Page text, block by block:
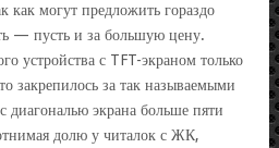
как могут предложить гораздо
— пусть и за большую цену.
устройства с TFT-экраном только
закрепилось за так называемыми
диагональю экрана больше пяти
долю у читалок с ЖК,